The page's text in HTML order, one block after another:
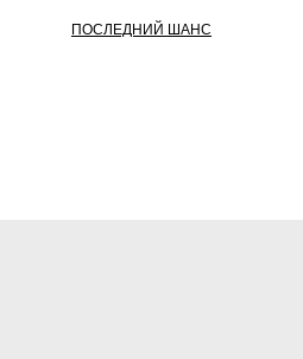
ПОСЛЕДНИЙ ШАНС